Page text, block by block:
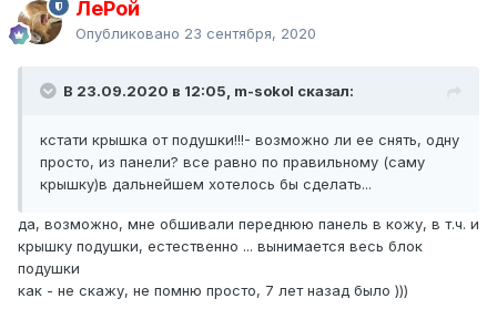
ЛеРой
Опубликовано 23 сентября, 2020
В 23.09.2020 в 12:05, m-sokol сказал:
кстати крышка от подушки!!!- возможно ли ее снять, одну
просто, из панели? все равно по правильному (саму
крышку)в дальнейшем хотелось бы сделать...
да, возможно, мне обшивали переднюю панель в кожу, в т.ч. и
крышку подушки, естественно ... вынимается весь блок
подушки
как - не скажу, не помню просто, 7 лет назад было )))